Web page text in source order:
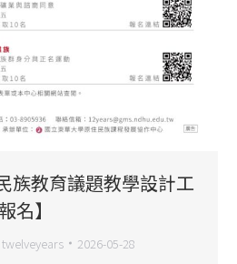
族教育議題教學設計工
名】
twelveyears 2026-05-28